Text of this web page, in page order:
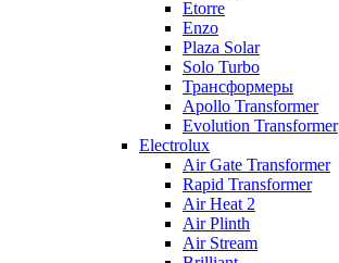
Etorre
Enzo
Plaza Solar
Solo Turbo
Трансформеры
Apollo Transformer
Evolution Transformer
Electrolux
Air Gate Transformer
Rapid Transformer
Air Heat 2
Air Plinth
Air Stream